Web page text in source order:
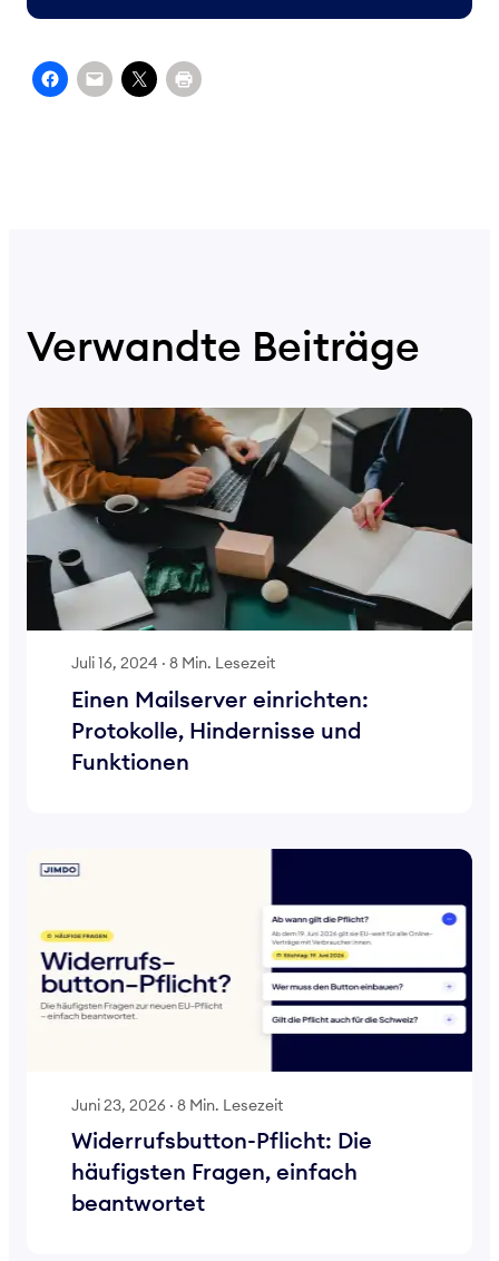
Verwandte Beiträge
Juli 16, 2024 · 8 Min. Lesezeit
Einen Mailserver einrichten:
Protokolle, Hindernisse und
Funktionen
Juni 23, 2026 · 8 Min. Lesezeit
Widerrufsbutton-Pflicht: Die
häufigsten Fragen, einfach
beantwortet